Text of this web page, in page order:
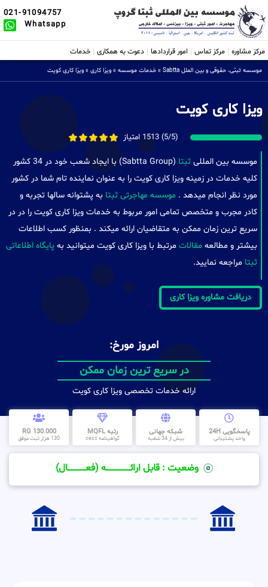
021-91094757
Whatsapp
مرکز مشاوره مرکز تماس امور قراردادها دعوت به همکاری خدمات
موسسه ثبتی، حقوقی و بین الملل Sabtta » خدمات موسسه » ویزا کاری » ویزا کاری کویت
ویزا کاری کویت
(5/5) 1513 امتیاز
موسسه بین المللی ثبتا
(Sabtta Group) با ایجاد شعب خود در 34 کشور
کلیه خدمات در زمینه ویزا کاری کویت را به عنوان نماینده تام شما در کشور
مورد نظر انجام میدهد . موسسه مهاجرتی ثبتا به پشتوانه سالها تجربه و
کادر مجرب و متخصص تمامی امور مربوط به خدمات ویزا کاری کویت را در در
سریع ترین زمان ممکن به متقاضیان ارائه میکند . بمنظور کسب اطلاعات
بیشتر و مطالعه مقالات مرتبط با ویزا کاری کویت میتوانید به پایگاه اطلاعاتی
ثبتا مراجعه نمایید.
دریافت مشاوره ویزا کاری
امروز مورخ:
در سریع ترین زمان ممکن
ارائه خدمات تخصصی ویزا کاری کویت
پاسخگویی 24H
واحد پشتیبانی
شبکه جهانی
بیش از 34 شعبه
رتبه MQFL
گواهینامه cess
130.000 RG
130 هزار ثبت موفق
وضعیت : قابل ارائــــــــــــــــــــه (فعـــــــــــــــال)